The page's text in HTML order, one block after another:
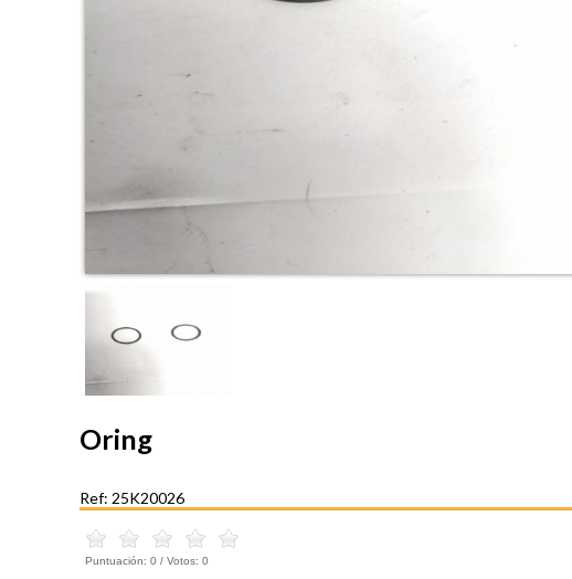
Oring
Ref: 25K20026
Puntuación: 0 / Votos: 0